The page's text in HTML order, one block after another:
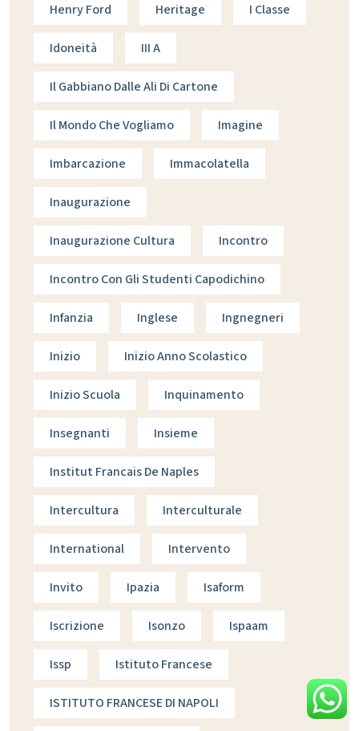
Henry Ford Heritage I Classe
Idoneità III A
Il Gabbiano Dalle Ali Di Cartone
Il Mondo Che Vogliamo Imagine
Imbarcazione Immacolatella
Inaugurazione
Inaugurazione Cultura Incontro
Incontro Con Gli Studenti Capodichino
Infanzia Inglese Ingnegneri
Inizio Inizio Anno Scolastico
Inizio Scuola Inquinamento
Insegnanti Insieme
Institut Francais De Naples
Intercultura Interculturale
International Intervento
Invito Ipazia Isaform
Iscrizione Isonzo Ispaam
Issp Istituto Francese
ISTITUTO FRANCESE DI NAPOLI